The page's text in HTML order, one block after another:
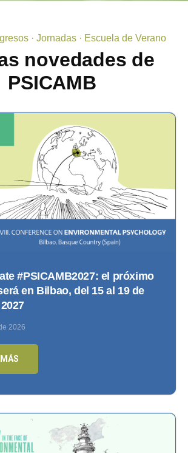
· Jornadas · Escuela de Verano
novedades de
PSICAMB
#PSICAMB2027: el próximo
en Bilbao, del 15 al 19 de
2026
MÁS